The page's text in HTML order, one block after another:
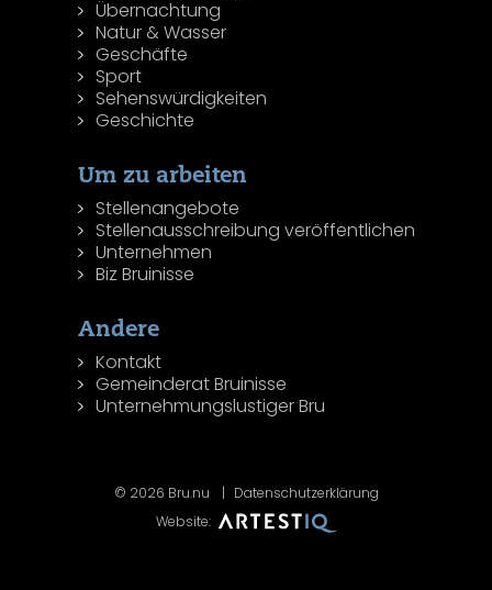
Übernachtung
Natur & Wasser
Geschäfte
Sport
Sehenswürdigkeiten
Geschichte
Um zu arbeiten
Stellenangebote
Stellenausschreibung veröffentlichen
Unternehmen
Biz Bruinisse
Andere
Kontakt
Gemeinderat Bruinisse
Unternehmungslustiger Bru
© 2026 Bru.nu
Datenschutzerklärung
Website: